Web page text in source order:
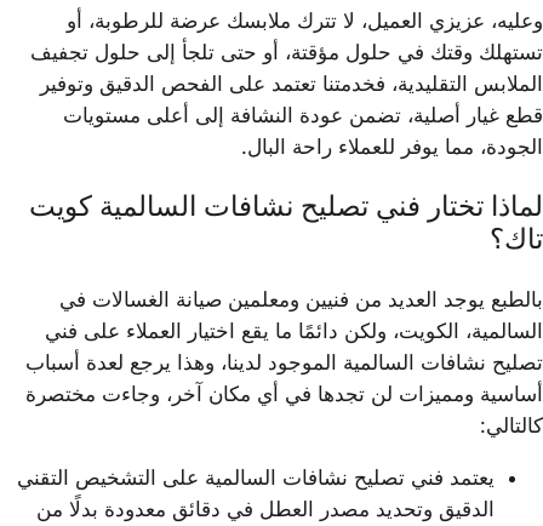
وعليه، عزيزي العميل، لا تترك ملابسك عرضة للرطوبة، أو
تستهلك وقتك في حلول مؤقتة، أو حتى تلجأ إلى حلول تجفيف
الملابس التقليدية، فخدمتنا تعتمد على الفحص الدقيق وتوفير
قطع غيار أصلية، تضمن عودة النشافة إلى أعلى مستويات
الجودة، مما يوفر للعملاء راحة البال.
لماذا تختار فني تصليح نشافات السالمية كويت
تاك؟
بالطبع يوجد العديد من فنيين ومعلمين صيانة الغسالات في
السالمية، الكويت، ولكن دائمًا ما يقع اختيار العملاء على فني
تصليح نشافات السالمية الموجود لدينا، وهذا يرجع لعدة أسباب
أساسية ومميزات لن تجدها في أي مكان آخر، وجاءت مختصرة
كالتالي:
يعتمد فني تصليح نشافات السالمية على التشخيص التقني
الدقيق وتحديد مصدر العطل في دقائق معدودة بدلًا من